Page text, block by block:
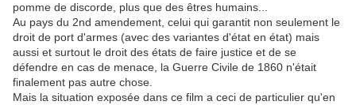
pomme de discorde, plus que des êtres humains...
Au pays du 2nd amendement, celui qui garantit non seulement le
droit de port d'armes (avec des variantes d'état en état) mais
aussi et surtout le droit des états de faire justice et de se
défendre en cas de menace, la Guerre Civile de 1860 n'était
finalement pas autre chose.
Mais la situation exposée dans ce film a ceci de particulier qu'en